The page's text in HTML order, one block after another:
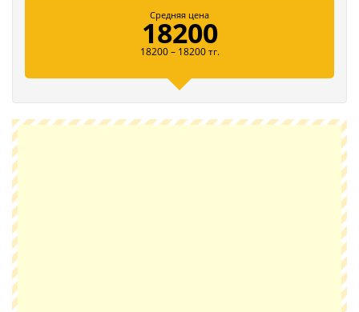
Средняя цена
18200
18200 – 18200 тг.